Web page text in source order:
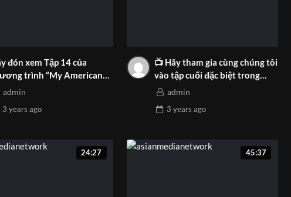
đón xem Tập 14 của
trình “My American
– Giấc Mơ Đến Mỹ”
admin
3 years ago
📺 Hãy tham gia cùng chúng tôi
vào tập cuối đặc biệt trong
mùa đầu tiên của chương
admin
3 years ago
24:27 45:37